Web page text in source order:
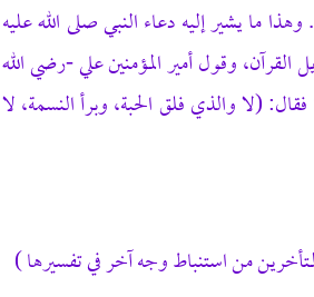
ما يشير إليه دعاء النبي صلى الله عليه
وقول أمير المؤمنين علي -رضي الله
(لا والذي فلق الحبة، وبرأ النسمة، لا
من استنباط وجه آخر في تفسيرها )